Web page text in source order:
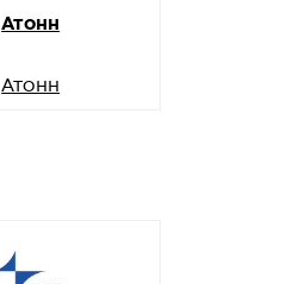
Атонн
Атонн